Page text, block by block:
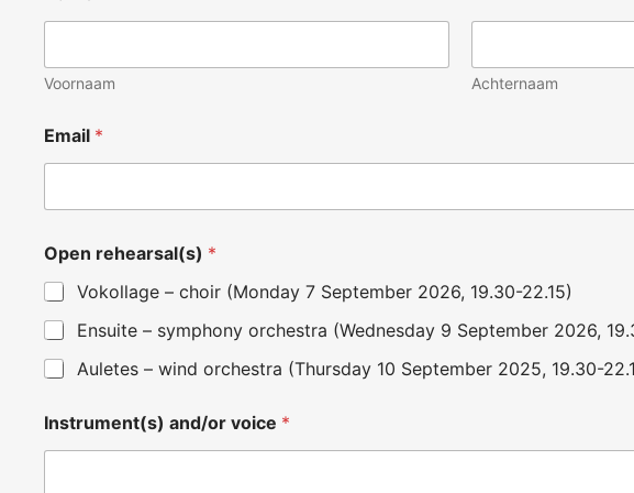
Voornaam Achternaam
Email *
Open rehearsal(s) *
Vokollage – choir (Monday 7 September 2026, 19.30-22.15)
Ensuite – symphony orchestra (Wednesday 9 September 2026,
Auletes – wind orchestra (Thursday 10 September 2025, 19.30-
Instrument(s) and/or voice *